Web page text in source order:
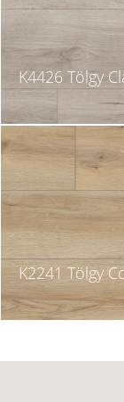
K4426 Tölgy
K2241 Tölgy